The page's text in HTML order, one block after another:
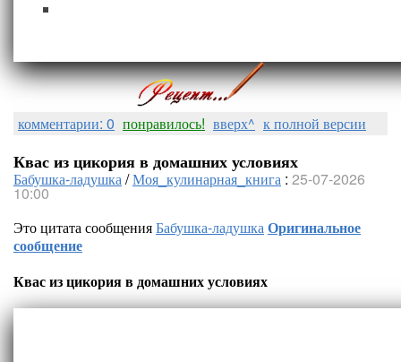
комментарии: 0 понравилось! вверх^ к полной версии
Квас из цикория в домашних условиях
Бабушка-ладушка/Моя_кулинарная_книга : 25-07-2026
10:00
Это цитата сообщенияБабушка-ладушкаОригинальное
сообщение
Квас из цикория в домашних условиях